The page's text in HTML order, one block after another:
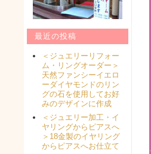
最近の投稿
＜ジュエリーリフォー
ム・リングオーダー＞
天然ファンシーイエロ
ーダイヤモンドのリン
グの石を使用してお好
みのデザインに作成
＜ジュエリー加工・イ
ヤリングからピアスへ
＞18金製のイヤリング
からピアスへお仕立て